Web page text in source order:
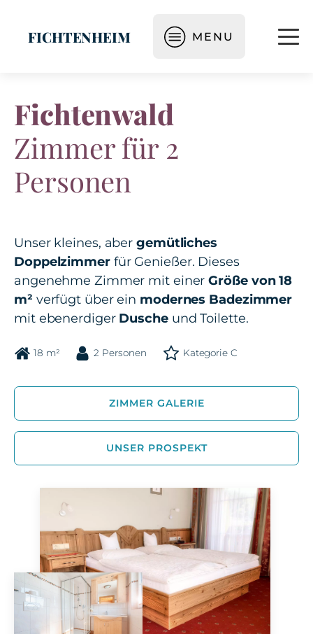
FICHTENHEIM MENU
Fichtenwald
Zimmer für 2
Personen
Unser kleines, aber gemütliches
Doppelzimmerfür Genießer. Dieses
angenehme Zimmer mit einerGröße von 18
m² verfügt über ein modernes Badezimmer
mit ebenerdiger Duscheund Toilette.
18 m² 2 Personen Kategorie C
ZIMMER GALERIE
UNSER PROSPEKT